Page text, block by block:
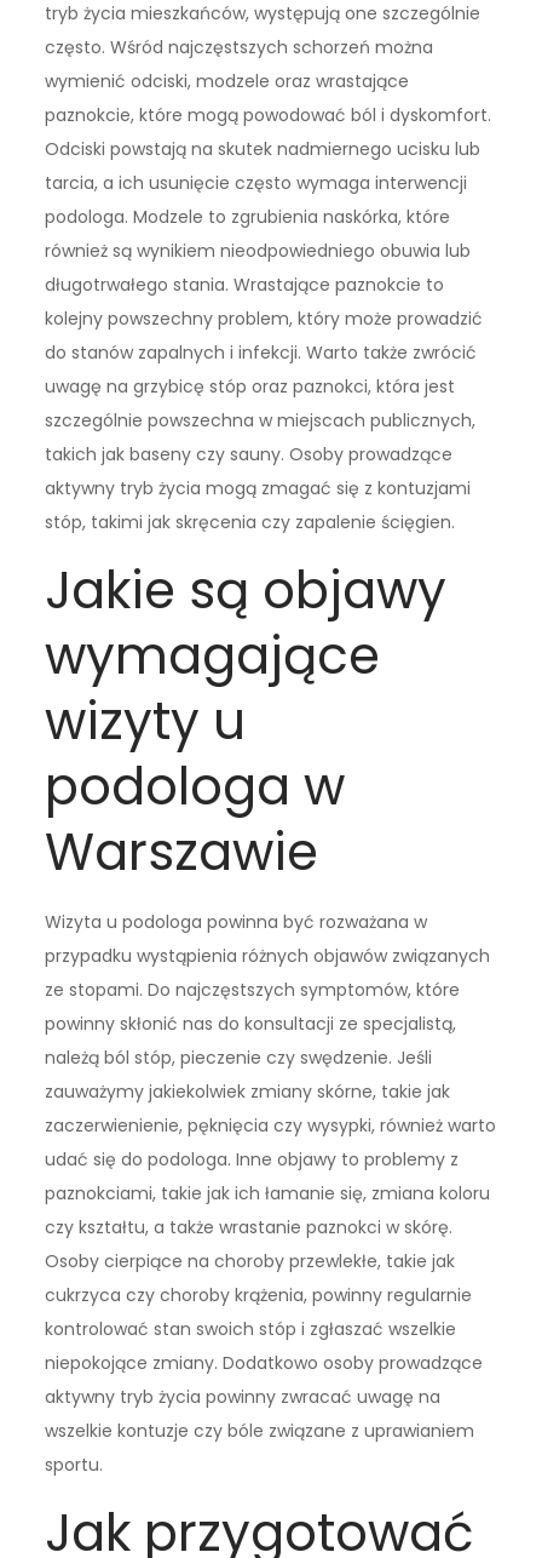
tryb życia mieszkańców, występują one szczególnie
często. Wśród najczęstszych schorzeń można
wymienić odciski, modzele oraz wrastające
paznokcie, które mogą powodować ból i dyskomfort.
Odciski powstają na skutek nadmiernego ucisku lub
tarcia, a ich usunięcie często wymaga interwencji
podologa. Modzele to zgrubienia naskórka, które
również są wynikiem nieodpowiedniego obuwia lub
długotrwałego stania. Wrastające paznokcie to
kolejny powszechny problem, który może prowadzić
do stanów zapalnych i infekcji. Warto także zwrócić
uwagę na grzybicę stóp oraz paznokci, która jest
szczególnie powszechna w miejscach publicznych,
takich jak baseny czy sauny. Osoby prowadzące
aktywny tryb życia mogą zmagać się z kontuzjami
stóp, takimi jak skręcenia czy zapalenie ścięgien.
Jakie są objawy
wymagające
wizyty u
podologa w
Warszawie
Wizyta u podologa powinna być rozważana w
przypadku wystąpienia różnych objawów związanych
ze stopami. Do najczęstszych symptomów, które
powinny skłonić nas do konsultacji ze specjalistą,
należą ból stóp, pieczenie czy swędzenie. Jeśli
zauważymy jakiekolwiek zmiany skórne, takie jak
zaczerwienienie, pęknięcia czy wysypki, również warto
udać się do podologa. Inne objawy to problemy z
paznokciami, takie jak ich łamanie się, zmiana koloru
czy kształtu, a także wrastanie paznokci w skórę.
Osoby cierpiące na choroby przewlekłe, takie jak
cukrzyca czy choroby krążenia, powinny regularnie
kontrolować stan swoich stóp i zgłaszać wszelkie
niepokojące zmiany. Dodatkowo osoby prowadzące
aktywny tryb życia powinny zwracać uwagę na
wszelkie kontuzje czy bóle związane z uprawianiem
sportu.
Jak przygotować